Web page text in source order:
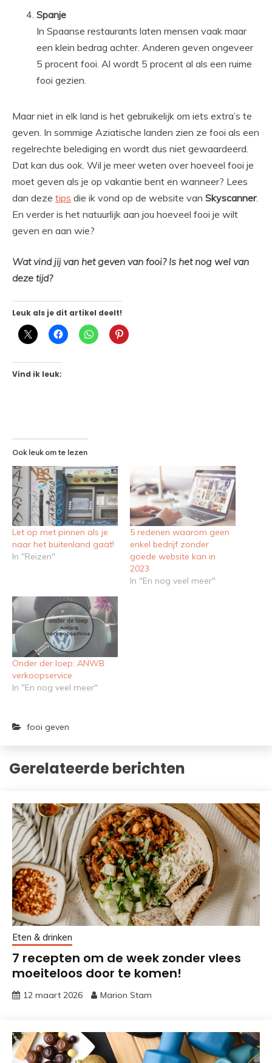
Spanje
In Spaanse restaurants laten mensen vaak maar
een klein bedrag achter. Anderen geven ongeveer
5 procent fooi. Al wordt 5 procent al als een ruime
fooi gezien.
Maar niet in elk land is het gebruikelijk om iets extra’s te
geven. In sommige Aziatische landen zien ze fooi als een
regelrechte belediging en wordt dus niet gewaardeerd.
Dat kan dus ook. Wil je meer weten over hoeveel fooi je
moet geven als je op vakantie bent en wanneer? Lees
dan deze tips die ik vond op de website van Skyscanner.
En verder is het natuurlijk aan jou hoeveel fooi je wilt
geven en aan wie?
Wat vind jij van het geven van fooi? Is het nog wel van
deze tijd?
Leuk als je dit artikel deelt!
Vind ik leuk:
Ook leuk om te lezen
Let op met pinnen als je
naar het buitenland gaat!
In "Reizen"
5 redenen waarom geen
enkel bedrijf zonder
goede website kan in
2023
In "En nog veel meer"
Onder der loep: ANWB
verkoopservice
In "En nog veel meer"
fooi geven
Gerelateerde berichten
Eten & drinken
7 recepten om de week zonder vlees
moeiteloos door te komen!
12 maart 2026 Marion Stam